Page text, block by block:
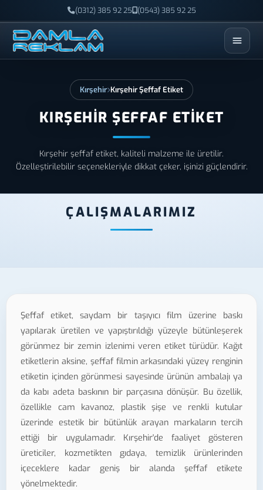
(0312) 385 92 25 (0543) 385 92 25
ESC
Kırşehir Kırşehir Şeffaf Etiket
KIRŞEHIR ŞEFFAF ETIKET
Kırşehir şeffaf etiket, kaliteli malzeme ile üretilir.
Özelleştirilebilir seçenekleriyle dikkat çeker, işinizi güçlendirir.
ÇALIŞMALARIMIZ
Şeffaf etiket, saydam bir taşıyıcı film üzerine baskı
yapılarak üretilen ve yapıştırıldığı yüzeyle bütünleşerek
görünmez bir zemin izlenimi veren etiket türüdür. Kağıt
etiketlerin aksine, şeffaf filmin arkasındaki yüzey renginin
etiketin içinden görünmesi sayesinde ürünün ambalajı ya
da kabı adeta baskının bir parçasına dönüşür. Bu özellik,
özellikle cam kavanoz, plastik şişe ve renkli kutular
üzerinde estetik bir bütünlük arayan markaların tercih
ettiği bir uygulamadır. Kırşehir'de faaliyet gösteren
üreticiler, kozmetikten gıdaya, temizlik ürünlerinden
içeceklere kadar geniş bir alanda şeffaf etikete
yönelmektedir.